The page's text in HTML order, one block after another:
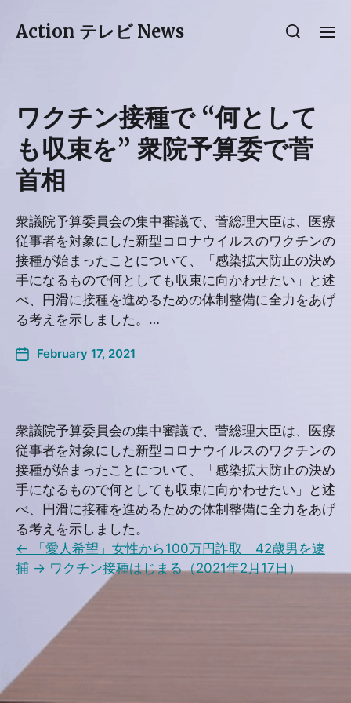
Action テレビ News
ワクチン接種で “何として
も収束を” 衆院予算委で菅
首相
衆議院予算委員会の集中審議で、菅総理大臣は、医療
従事者を対象にした新型コロナウイルスのワクチンの
接種が始まったことについて、「感染拡大防止の決め
手になるもので何としても収束に向かわせたい」と述
べ、円滑に接種を進めるための体制整備に全力をあげ
る考えを示しました。…
February 17, 2021
衆議院予算委員会の集中審議で、菅総理大臣は、医療
従事者を対象にした新型コロナウイルスのワクチンの
接種が始まったことについて、「感染拡大防止の決め
手になるもので何としても収束に向かわせたい」と述
べ、円滑に接種を進めるための体制整備に全力をあげ
る考えを示しました。
←
「愛人希望」女性から100万円詐取 42歳男を逮
捕 → ワクチン接種はじまる（2021年2月17日）